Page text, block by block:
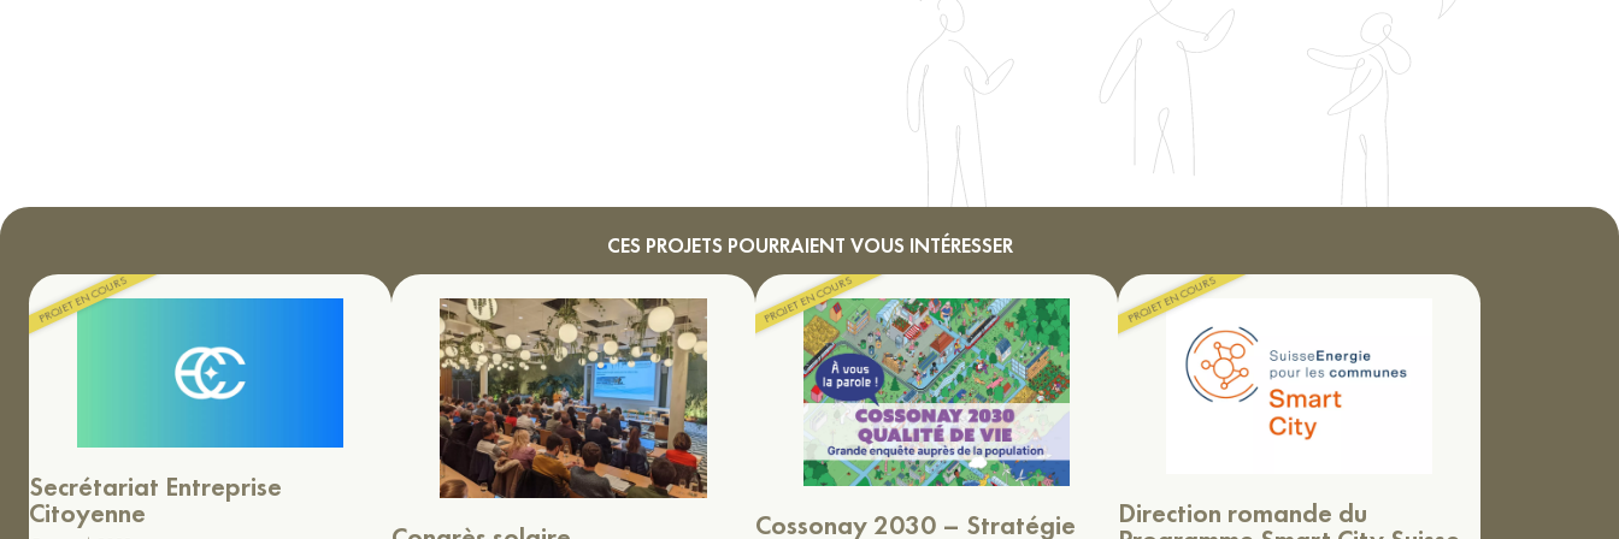
CES PROJETS POURRAIENT VOUS INTÉRESSER
Secrétariat Entreprise
Citoyenne
Cossonay 2030 – Stratégie
Direction romande du